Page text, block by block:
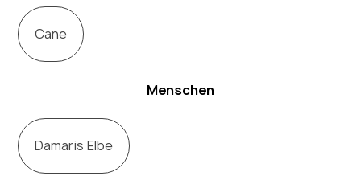
Cane
Menschen
Damaris Elbe